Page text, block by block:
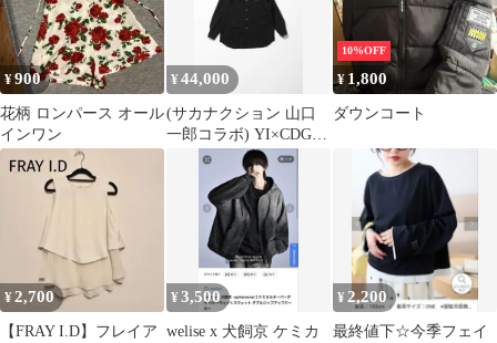
¥900
花柄 ロンパース オール
インワン
¥44,000
(サカナクション 山口
一郎コラボ) YI×CDG オ
ーバーサイズドシャツ
10%OFF
¥ 1,800
ダウンコート
¥2,700
【FRAY I.D】フレイア
¥3,500
welise x 犬飼京 ケミカ
¥2,200
最終値下☆今季フェイ